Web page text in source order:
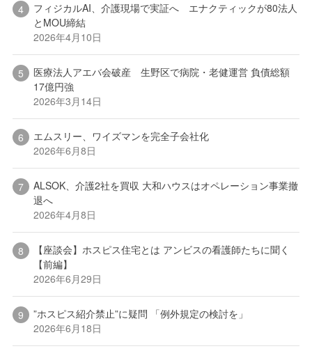
フィジカルAI、介護現場で実証へ エナクティックが80法人
とMOU締結
2026年4月10日
医療法人アエバ会破産 生野区で病院・老健運営 負債総額
17億円強
2026年3月14日
エムスリー、ワイズマンを完全子会社化
2026年6月8日
ALSOK、介護2社を買収 大和ハウスはオペレーション事業撤
退へ
2026年4月8日
【座談会】ホスピス住宅とは アンビスの看護師たちに聞く
【前編】
2026年6月29日
”ホスピス紹介禁止”に疑問 「例外規定の検討を」
2026年6月18日